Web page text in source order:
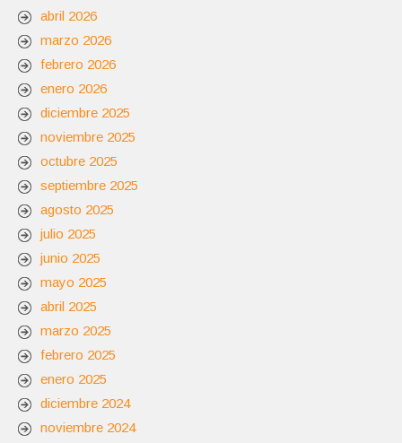
abril 2026
marzo 2026
febrero 2026
enero 2026
diciembre 2025
noviembre 2025
octubre 2025
septiembre 2025
agosto 2025
julio 2025
junio 2025
mayo 2025
abril 2025
marzo 2025
febrero 2025
enero 2025
diciembre 2024
noviembre 2024